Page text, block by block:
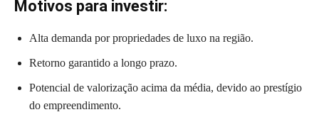
Motivos para investir:
Alta demanda por propriedades de luxo na região.
Retorno garantido a longo prazo.
Potencial de valorização acima da média, devido ao prestígio
do empreendimento.